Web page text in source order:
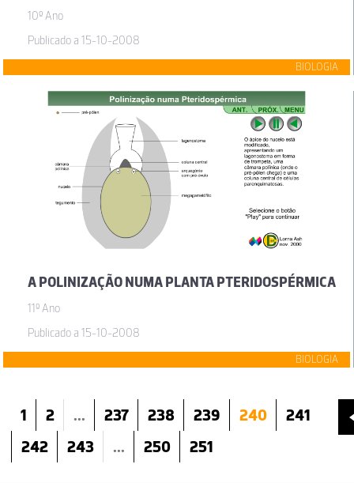
10º Ano
Publicado a 15-10-2008
BIOLOGIA
A POLINIZAÇÃO NUMA PLANTA PTERIDOSPÉRMICA
11º Ano
Publicado a 15-10-2008
BIOLOGIA
1 2 ... 237 238 239 240
241
242
243 ... 250 251